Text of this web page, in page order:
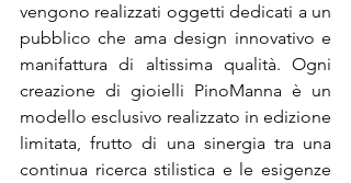
vengono realizzati oggetti dedicati a un
pubblico che ama design innovativo e
manifattura di altissima qualità. Ogni
creazione di gioielli PinoManna è un
modello esclusivo realizzato in edizione
limitata, frutto di una sinergia tra una
continua ricerca stilistica e le esigenze